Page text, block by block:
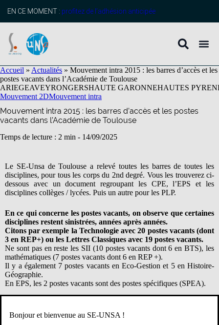
principal
EN CE MOMENT : profitez de l’adhésion anticipée
Accueil » Actualités » Mouvement intra 2015 : les barres d’accès et les
postes vacants dans l’Académie de Toulouse
ARIEGEAVEYRONGERSHAUTE GARONNEHAUTES
Mouvement 2DMouvement intra
Mouvement intra 2015 : les barres d’accès et les postes
vacants dans l’Académie de Toulouse
Temps de lecture : 2 min - 14/09/2025
Le SE-Unsa de Toulouse a relevé toutes les barres de toutes les
disciplines, pour tous les corps du 2nd degré. Vous les trouverez ci-
dessous avec un document regroupant les CPE, l’EPS et les
disciplines collèges / lycées. Puis un autre pour les PLP.
En ce qui concerne les postes vacants, on observe que certaines
disciplines restent sinistrées, années après années.
Citons par exemple la Technologie avec 20 postes vacants (dont
3 en REP+) ou les Lettres Classiques avec 19 postes vacants.
Ne sont pas en reste les SII (10 postes vacants dont 6 en BTS), les
mathématiques (7 postes vacants dont 6 en REP +).
Il y a également 7 postes vacants en Eco-Gestion et 5 en Histoire-
Géographie.
En EPS, les 2 postes vacants sont des postes spécifiques (SPEA).
quasiment une centaine !Certains sont vacants depuis de longues
années, de quoi alimenter un vivier de collègues contractuels (par
Bonjour et bienvenue au SE-UNSA !